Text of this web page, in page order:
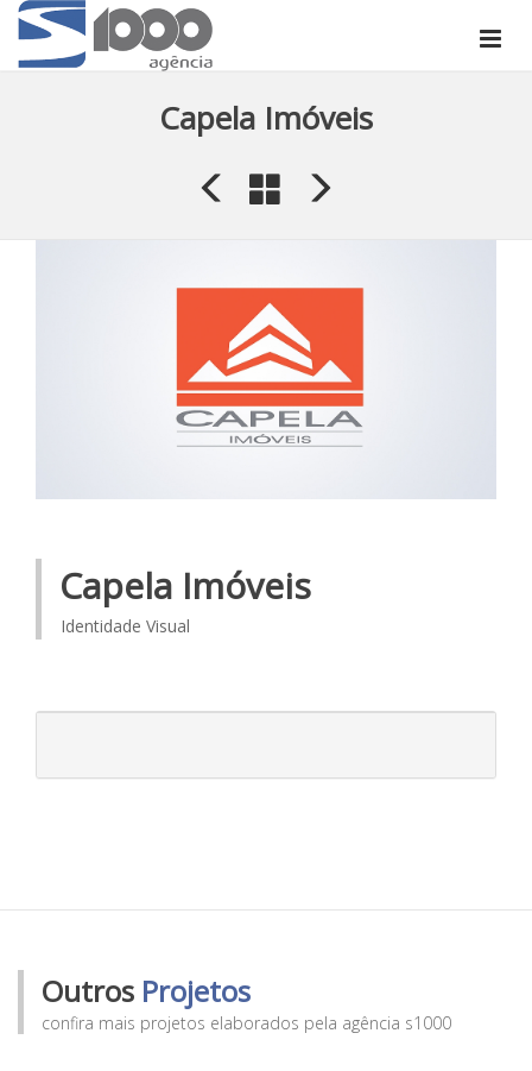
Capela Imóveis
Capela Imóveis
Identidade Visual
Outros Projetos
confira mais projetos elaborados pela agência s1000